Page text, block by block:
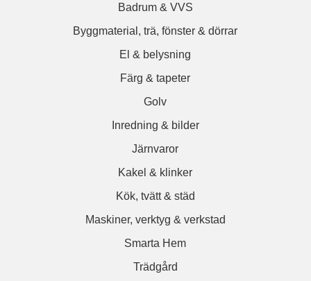
Badrum & VVS
Byggmaterial, trä, fönster & dörrar
El & belysning
Färg & tapeter
Golv
Inredning & bilder
Järnvaror
Kakel & klinker
Kök, tvätt & städ
Maskiner, verktyg & verkstad
Smarta Hem
Trädgård